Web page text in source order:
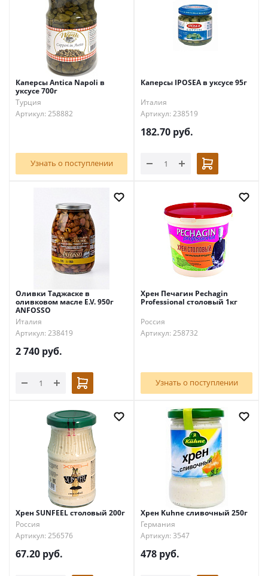
Каперсы Antica Napoli в
уксусе 700г
Турция
Артикул: 258882
Узнать о поступлении
Каперсы IPOSEA в уксусе 95г
Италия
Артикул: 238519
182.70 руб.
Оливки Таджаске в
оливковом масле E.V. 950г
ANFOSSO
Италия
Артикул: 238419
2 740 руб.
Хрен Печагин Pechagin
Professional столовый 1кг
Россия
Артикул: 258732
Узнать о поступлении
Хрен SUNFEEL столовый 200г
Россия
Артикул: 256576
67.20 руб.
Хрен Kuhne сливочный 250г
Германия
Артикул: 3547
478 руб.